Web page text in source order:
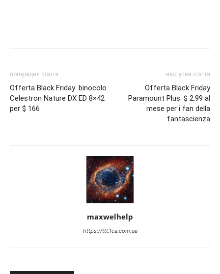
попередня стаття
Offerta Black Friday: binocolo
Celestron Nature DX ED 8×42
per $ 166
наступна стаття
Offerta Black Friday
Paramount Plus: $ 2,99 al
mese per i fan della
fantascienza
maxwelhelp
https://ttt.1ca.com.ua